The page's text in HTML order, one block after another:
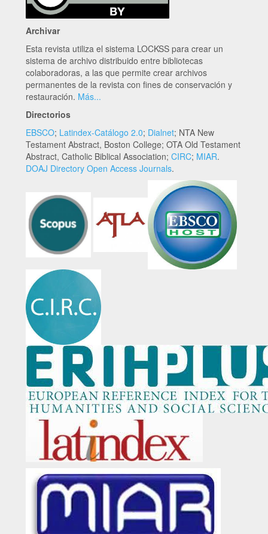
Archivar
Esta revista utiliza el sistema LOCKSS para crear un
sistema de archivo distribuido entre bibliotecas
colaboradoras, a las que permite crear archivos
permanentes de la revista con fines de conservación y
restauración. Más...
Directorios
EBSCO; Latindex-Catálogo 2.0; Dialnet; NTA New
Testament Abstract, Boston College; OTA Old Testament
Abstract, Catholic Biblical Association; CIRC; MIAR.
DOAJ Directory Open Access Journals.